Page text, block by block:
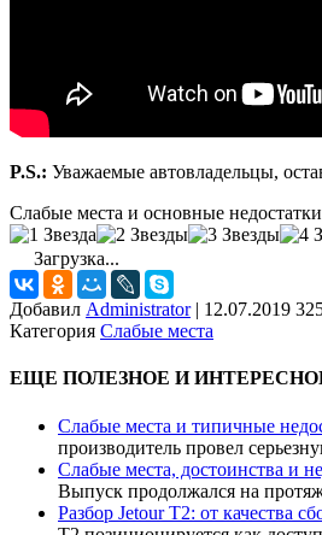
P.S.: Уважаемые автовладельцы,
Слабые места и основные
Загрузка...
Добавил Administrator | 12.07.2019
Категория Слабые места
ЕЩЕ ПОЛЕЗНОЕ И
Слабые места и типичные
производитель провел
Слабые места, достоинства и
Выпуск продолжался на
Разбор Jetour T2: от качества